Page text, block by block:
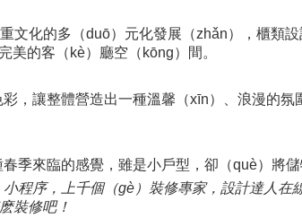
文化的多（duō）元化發展（zhǎn），櫃
美的客（kè）廳空（kōng）間。
，讓整體營造出一種溫馨（xīn）、浪漫的
季來臨的感覺，雖是小戶型，卻（què）將
小程序，上千個（gè）裝修專家，設計達人
裝修吧！